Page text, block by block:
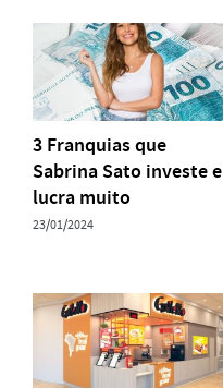
3 Franquias que
Sabrina Sato investe e
lucra muito
23/01/2024